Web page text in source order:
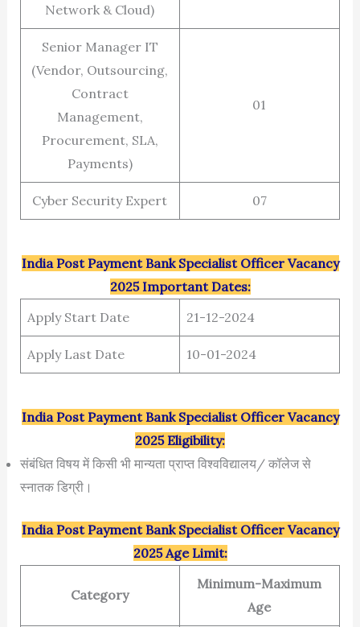
Network & Cloud)
Senior Manager IT
(Vendor, Outsourcing,
Contract
Management,
Procurement, SLA,
Payments)
01
Cyber Security Expert 07
India Post Payment Bank Specialist Officer Vacancy
2025 Important Dates:
Apply Start Date
21-12-2024
Apply Last Date 10-01-2024
India Post Payment Bank Specialist Officer Vacancy
2025 Eligibility:
संबंधित विषय में किसी भी मान्यता प्राप्त विश्वविद्यालय/ कॉलेज से
स्नातक डिग्री।
India Post Payment Bank Specialist Officer Vacancy
2025 Age Limit:
Category
Minimum-Maximum
Age